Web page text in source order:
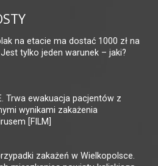
na etacie ma dostać 1000 zł na
tylko jeden warunek – jaki?
Trwa ewakuacja pacjentów z
wynikami zakażenia
[FILM]
zakażeń w Wielkopolsce.